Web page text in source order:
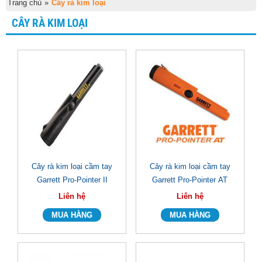
Trang chủ » Cây rà kim loại
CÂY RÀ KIM LOẠI
Cây rà kim loại cầm tay
Garrett Pro-Pointer II
Liên hệ
Cây rà kim loại cầm tay
Garrett Pro-Pointer AT
Liên hệ